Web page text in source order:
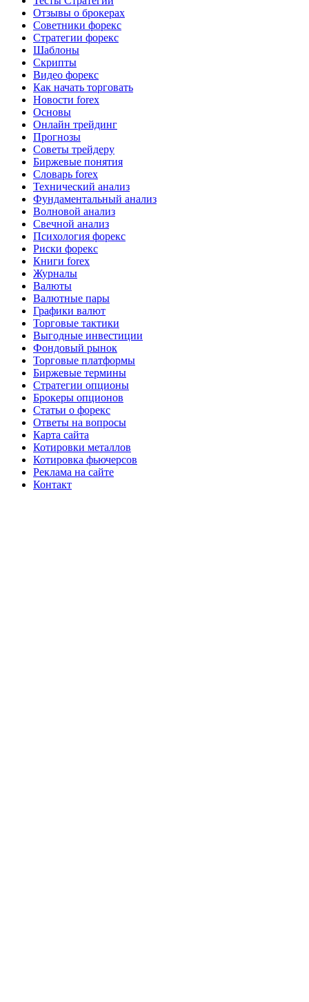
Отзывы о брокерах
Советники форекс
Стратегии форекс
Шаблоны
Скрипты
Видео форекс
Как начать торговать
Новости forex
Основы
Онлайн трейдинг
Прогнозы
Советы трейдеру
Биржевые понятия
Словарь forex
Технический анализ
Фундаментальный анализ
Волновой анализ
Свечной анализ
Психология форекс
Риски форекс
Книги forex
Журналы
Валюты
Валютные пары
Графики валют
Торговые тактики
Выгодные инвестиции
Фондовый рынок
Торговые платформы
Биржевые термины
Стратегии опционы
Брокеры опционов
Статьи о форекс
Ответы на вопросы
Карта сайта
Котировки металлов
Котировка фьючерсов
Реклама на сайте
Контакт